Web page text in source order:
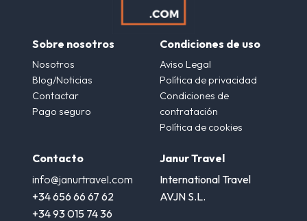
Sobre nosotros
Nosotros
Blog/Noticias
Contactar
Pago seguro
Condiciones de uso
Aviso Legal
Política de privacidad
Condiciones de
contratación
Política de cookies
Contacto
info@janurtravel.com
+34 656 66 67 62
+34 93 015 74 36
Janur Travel
International Travel
AVJN S.L.